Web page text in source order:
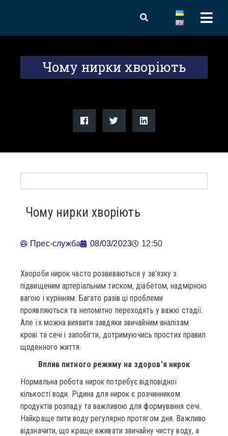
Чому нирки хворіють
Чому нирки хворіють
Прес-служба 08/03/2023 12:50
Хвороби нирок часто розвиваються у зв’язку з
підвищеним артеріальним тиском, діабетом, надмірною
вагою і курінням. Багато разів ці проблеми
проявляються та непомітно переходять у важкі стадії.
Але їх можна виявити завдяки звичайним аналізам
крові та сечі і запобігти, дотримуючись простих правил
щоденного життя.
Вплив питного режиму на здоров’я нирок
Нормальна робота нирок потребує відповідної
кількості води. Рідина для нирок є розчинником
продуктів розпаду та важливою для формування сечі.
Найкраще пити воду регулярно протягом дня. Важливо
відзначити, що краще вживати звичайну чисту воду, а